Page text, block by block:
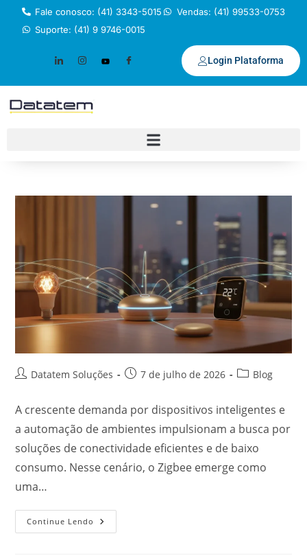
Fale conosco: (41) 3343-5015
Vendas: (41) 99533-0753
Suporte: (41) 9 9746-0015
Login Plataforma
Datatem Soluções 7 de julho de 2026 Blog
A crescente demanda por dispositivos inteligentes e
a automação de ambientes impulsionam a busca por
soluções de conectividade eficientes e de baixo
consumo. Nesse cenário, o Zigbee emerge como
uma…
Continue Lendo